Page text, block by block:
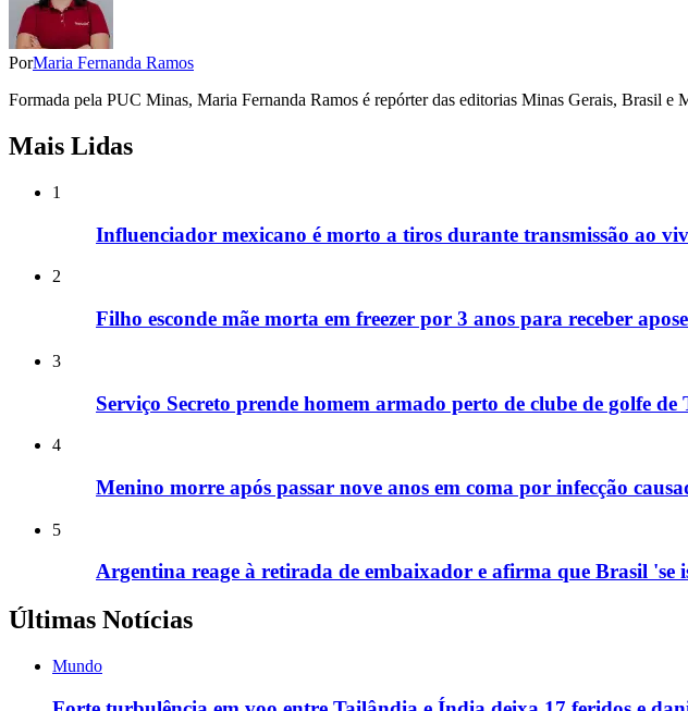
PorMaria Fernanda Ramos
Formada pela PUC Minas, Maria Fernanda Ramos é repórter das editorias Minas Gerais, Brasil e
Mais Lidas
1
Influenciador mexicano é morto a tiros durante transmissão ao
2
Filho esconde mãe morta em freezer por 3 anos para receber
3
Serviço Secreto prende homem armado perto de clube de golfe
4
Menino morre após passar nove anos em coma por infecção
5
Argentina reage à retirada de embaixador e afirma que Brasil 'se
Últimas Notícias
Mundo